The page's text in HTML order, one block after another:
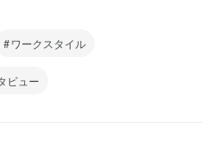
out-of-home/屋外デジタル広告)
◆HRテック事業部
ュースはこちらでご
twitter.com/AnyMindCareers
www.youtube.com/channel/UC-
ワークスタイル
ビュー